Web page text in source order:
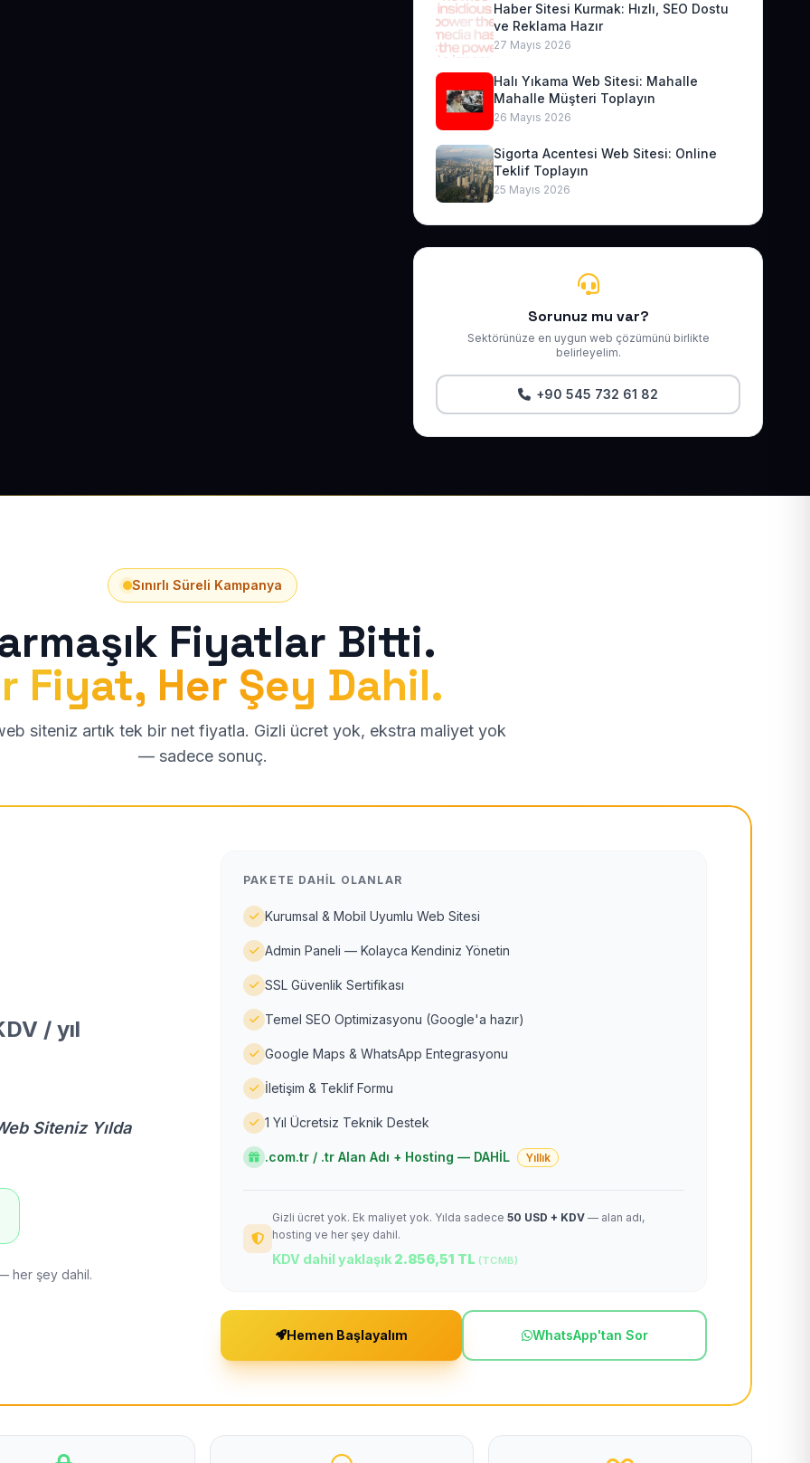
Haber Sitesi Kurmak: Hızlı, SEO Dostu
ve Reklama Hazır
27 Mayıs 2026
Halı Yıkama Web Sitesi: Mahalle
Mahalle Müşteri Toplayın
26 Mayıs 2026
Sigorta Acentesi Web Sitesi: Online
Teklif Toplayın
25 Mayıs 2026
Sorunuz mu var?
Sektörünüze en uygun web çözümünü birlikte
belirleyelim.
+90 545 732 61 82
Sınırlı Süreli Kampanya
Fiyatlar Bitti.
Fiyat, Her Şey Dahil.
siteniz artık tek bir net fiyatla. Gizli ücret yok, ekstra maliyet yok
— sadece sonuç.
/ yıl
Siteniz Yılda
her şey dahil.
PAKETE DAHIL OLANLAR
Kurumsal & Mobil Uyumlu Web Sitesi
Admin Paneli — Kolayca Kendiniz Yönetin
SSL Güvenlik Sertifikası
Temel SEO Optimizasyonu (Google'a hazır)
Google Maps & WhatsApp Entegrasyonu
İletişim & Teklif Formu
1 Yıl Ücretsiz Teknik Destek
.com.tr / .tr Alan Adı + Hosting — DAHİL Yıllık
Gizli ücret yok. Ek maliyet yok. Yılda sadece 50 USD + KDV — alan adı,
hosting ve her şey dahil.
KDV dahil yaklaşık 2.856,51 TL (TCMB)
Hemen Başlayalım WhatsApp'tan Sor